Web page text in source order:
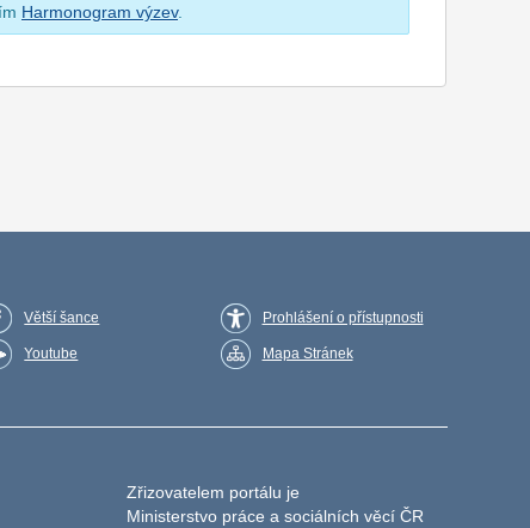
Harmonogram výzev.
Větší šance
Youtube
Prohlášení o přístupnosti
Mapa Stránek
Zřizovatelem portálu je
Ministerstvo práce a sociálních věcí ČR